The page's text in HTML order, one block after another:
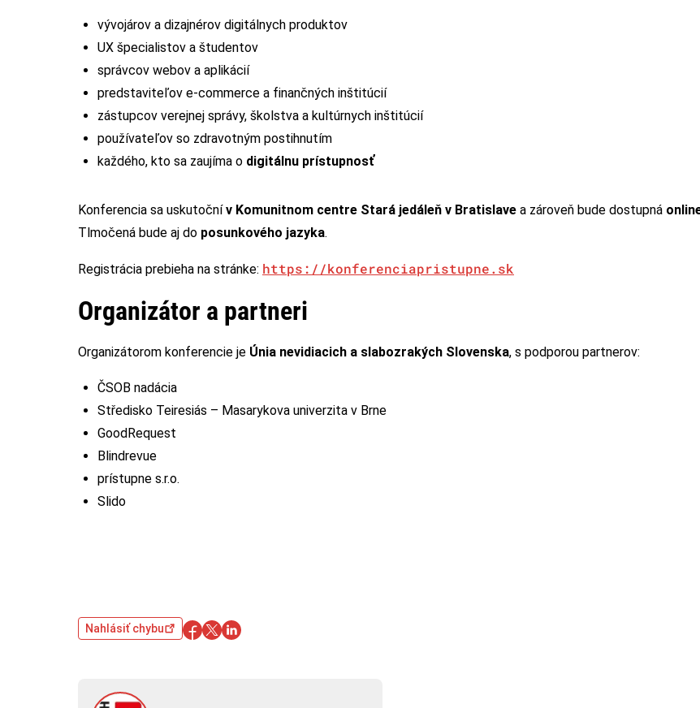
vývojárov a dizajnérov digitálnych produktov
UX špecialistov a študentov
správcov webov a aplikácií
predstaviteľov e-commerce a finančných inštitúcií
zástupcov verejnej správy, školstva a kultúrnych inštitúcií
používateľov so zdravotným postihnutím
každého, kto sa zaujíma o digitálnu prístupnosť
Konferencia sa uskutočnív Komunitnom centre Stará jedáleň v Bratislave a zároveň bude dostupná
Tlmočená bude aj do posunkového jazyka.
Registrácia prebieha na stránke: https://konferenciapristupne.sk
Organizátor a partneri
Organizátorom konferencie je Únia nevidiacich a slabozrakých Slovenska, s podporou partnerov:
ČSOB nadácia
Středisko Teiresiás – Masarykova univerzita v Brne
GoodRequest
Blindrevue
prístupne s.r.o.
Slido
Nahlásiť chybu